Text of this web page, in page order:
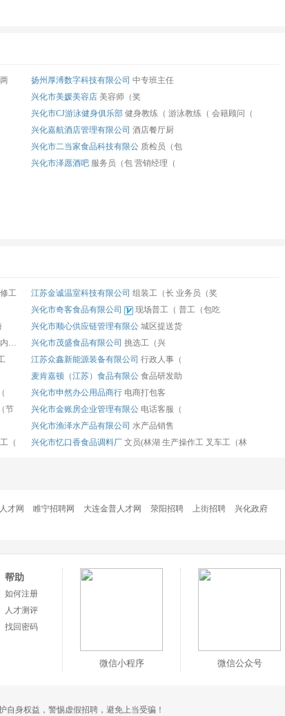
扬州厚溥数字科技有限公司 中专班主任
兴化市美媛美容店 美容师（奖
兴化市CJ游泳健身俱乐部 健身教练（ 游泳教练（ 会籍顾问（
兴化嘉航酒店管理有限公司 酒店餐厅厨
兴化市二当家食品科技有限公 质检员（包
兴化市泽愿酒吧 服务员（包 营销经理（
工 江苏金诚温室科技有限公司 组装工（长 业务员（奖
兴化市奇客食品有限公司 现场普工（ 普工（包吃
兴化市顺心供应链管理有限公 城区提送货
（ 兴化市茂盛食品有限公司 挑选工（兴
江苏众鑫新能源装备有限公司 行政人事（
麦肯嘉顿（江苏）食品有限公 食品研发助
兴化市申然办公用品商行 电商打包客
节 兴化市金账房企业管理有限公 电话客服（
兴化市渔泽水产品有限公司 水产品销售
（ 兴化市忆口香食品调料厂 文员(林湖 生产操作工 叉车工（林
才网 睢宁招聘网 大连金普人才网 荥阳招聘 上街招聘
兴化政府
帮助
如何注册
人才测评
找回密码
微信小程序 微信公众号
身权益，警惕虚假招聘，避免上当受骗！